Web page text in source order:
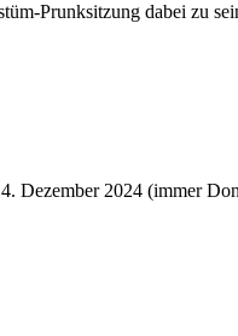
Prunksitzung dabei zu
2024 (immer